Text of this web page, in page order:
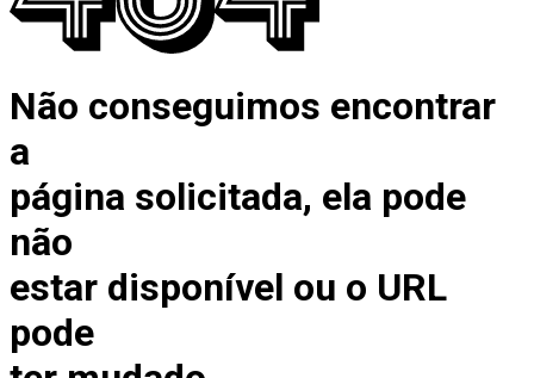
Não conseguimos encontrar
a
página solicitada, ela pode
não
estar disponível ou o URL
pode